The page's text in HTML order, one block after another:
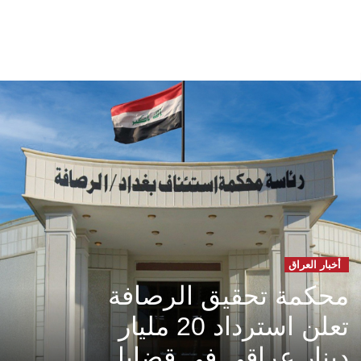
أخبار العراق
محكمة تحقيق الرصافة
تعلن استرداد 20 مليار